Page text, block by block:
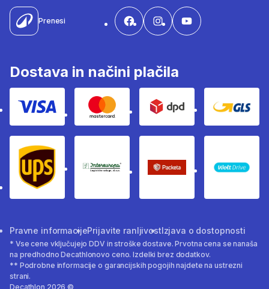
Prenesi
Dostava in načini plačila
Visa Mastercard Dpd Gls
Ups Intereuropa Packeta Sledenje
WOLT
Pravne informacijePrijavite ranljivostIzjava o dostopnosti
* Vse cene vključujejo DDV in stroške dostave. Prvotna cena se nanaša
na predhodno Decathlonovo ceno. Izdelki brez dodatkov.
** Podrobne informacije o garancijskih pogojih najdete na ustrezni
strani.
Decathlon 2026 ©